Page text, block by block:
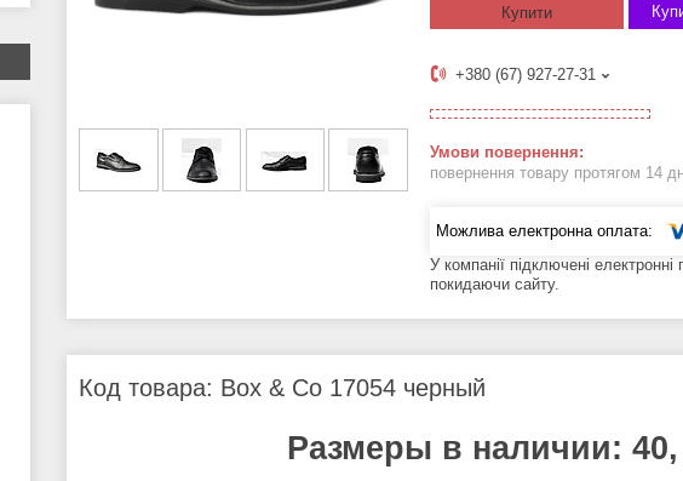
Купити
+380 (67) 927-27-31
повернення товару протягом 14
У компанії підключені
покидаючи сайту.
Код товара: Box & Co 17054 черный
Размеры в наличии: 40,